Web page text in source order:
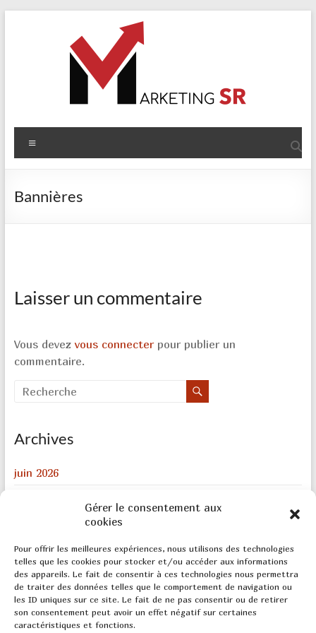
Gérer le consentement aux
cookies
Pour offrir les meilleures expériences, nous utilisons des technologies
telles que les cookies pour stocker et/ou accéder aux informations
des appareils. Le fait de consentir à ces technologies nous permettra
de traiter des données telles que le comportement de navigation ou
les ID uniques sur ce site. Le fait de ne pas consentir ou de retirer
son consentement peut avoir un effet négatif sur certaines
caractéristiques et fonctions.
Marketing
SR
objets
Bannières
Laisser un commentaire
Vous devez vous connecterpour publier un
commentaire.
Archives
juin 2026
décembre 2023
février 2022
août 2020
mai 2020